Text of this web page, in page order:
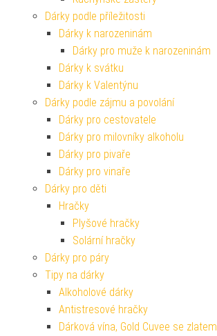
Dárky podle příležitosti
Dárky k narozeninám
Dárky pro muže k narozeninám
Dárky k svátku
Dárky k Valentýnu
Dárky podle zájmu a povolání
Dárky pro cestovatele
Dárky pro milovníky alkoholu
Dárky pro pivaře
Dárky pro vinaře
Dárky pro děti
Hračky
Plyšové hračky
Solární hračky
Dárky pro páry
Tipy na dárky
Alkoholové dárky
Antistresové hračky
Dárková vína, Gold Cuvee se zlatem